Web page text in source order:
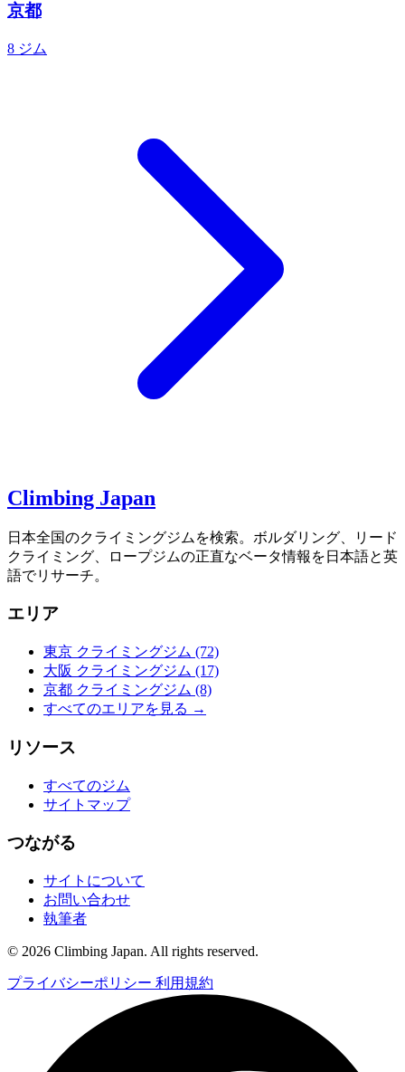
京都
8 ジム
Climbing Japan
日本全国のクライミングジムを検索。ボルダリング、リード
クライミング、ロープジムの正直なベータ情報を日本語と英
語でリサーチ。
エリア
東京 クライミングジム (72)
大阪 クライミングジム (17)
京都 クライミングジム (8)
すべてのエリアを見る →
リソース
すべてのジム
サイトマップ
つながる
サイトについて
お問い合わせ
執筆者
© 2026 Climbing Japan. All rights reserved.
プライバシーポリシー 利用規約